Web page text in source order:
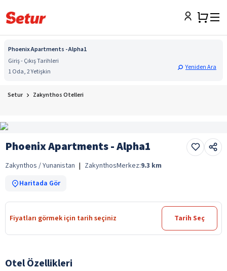
Phoenix Apartments - Alpha1
Giriş - Çıkış Tarihleri
1 Oda, 2 Yetişkin
Yeniden Ara
Setur Zakynthos Otelleri
Phoenix Apartments - Alpha1
Zakynthos / Yunanistan | ZakynthosMerkez:9.3 km
Haritada Gör
Fiyatları görmek için tarih seçiniz Tarih Seç
Otel Özellikleri